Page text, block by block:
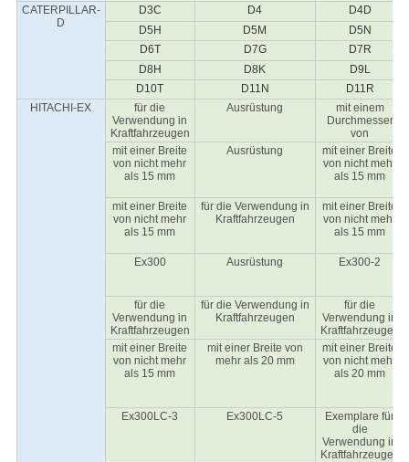
CATERPILLAR-
D
D3C D4
D4D
D5H
D5M
D5N
D6T
D7G
D7R
D8H
D8K
D9L
D10T
D11N
D11R
HITACHI-EX
für die
Verwendung in
Kraftfahrzeugen
Ausrüstung
mit einem
Durchmesser
von
mit einer Breite
von nicht mehr
als 15 mm
Ausrüstung
mit einer Breite
von nicht mehr
als 15 mm
mit einer Breite
von nicht mehr
als 15 mm
für die Verwendung in
Kraftfahrzeugen
mit einer Breite
von nicht mehr
als 15 mm
Ex300 Ausrüstung Ex300-2
für die
Verwendung in
Kraftfahrzeugen
für die Verwendung in
Kraftfahrzeugen
für die
Verwendung in
Kraftfahrzeugen
mit einer Breite
von nicht mehr
als 15 mm
mit einer Breite von
mehr als 20 mm
mit einer Breite
von nicht mehr
als 20 mm
Ex300LC-3 Ex300LC-5
Exemplare für
die
Verwendung in
Kraftfahrzeugen